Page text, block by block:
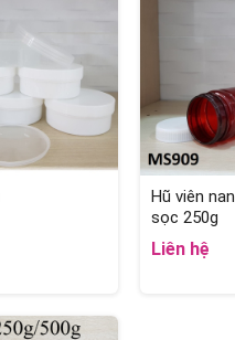
Hũ viên
sọc 250g
Liên hệ